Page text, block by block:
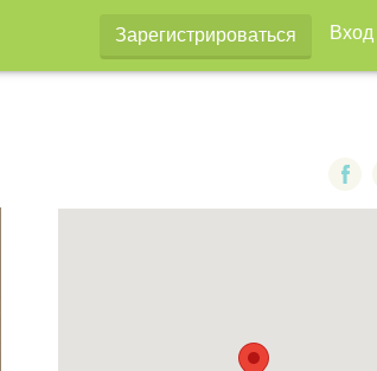
Зарегистрироваться Вход